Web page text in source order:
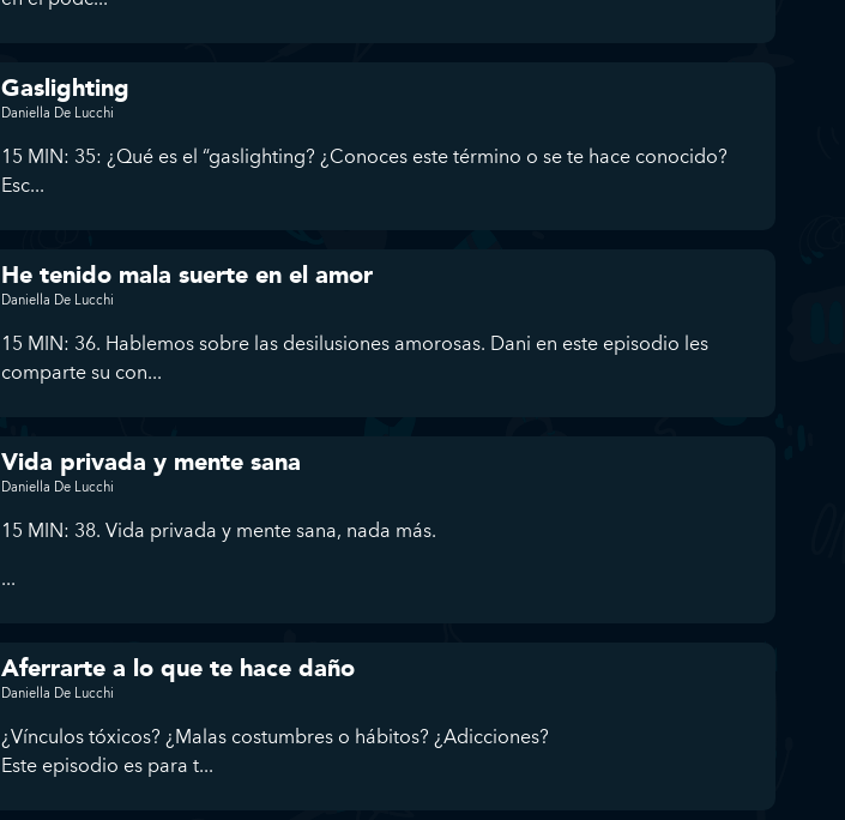
Gaslighting
Daniella De Lucchi
15 MIN: 35: ¿Qué es el “gaslighting? ¿Conoces este término o se te hace conocido?
Esc...
He tenido mala suerte en el amor
Daniella De Lucchi
15 MIN: 36. Hablemos sobre las desilusiones amorosas. Dani en este episodio les
comparte su con...
Vida privada y mente sana
Daniella De Lucchi
15 MIN: 38. Vida privada y mente sana, nada más.
...
Aferrarte a lo que te hace daño
Daniella De Lucchi
¿Vínculos tóxicos? ¿Malas costumbres o hábitos? ¿Adicciones?
Este episodio es para t...